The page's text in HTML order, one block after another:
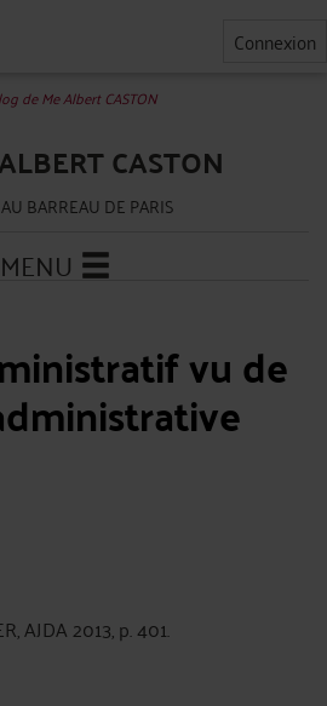
Connexion
de Me Albert CASTON
CASTON
BARREAU DE PARIS
MENU
vu de
AJDA 2013, p. 401.